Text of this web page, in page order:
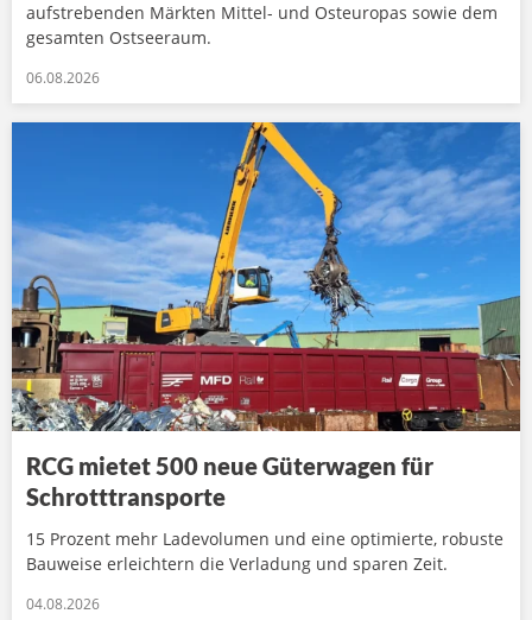
aufstrebenden Märkten Mittel- und Osteuropas sowie dem
gesamten Ostseeraum.
06.08.2026
RCG mietet 500 neue Güterwagen für
Schrotttransporte
15 Prozent mehr Ladevolumen und eine optimierte, robuste
Bauweise erleichtern die Verladung und sparen Zeit.
04.08.2026